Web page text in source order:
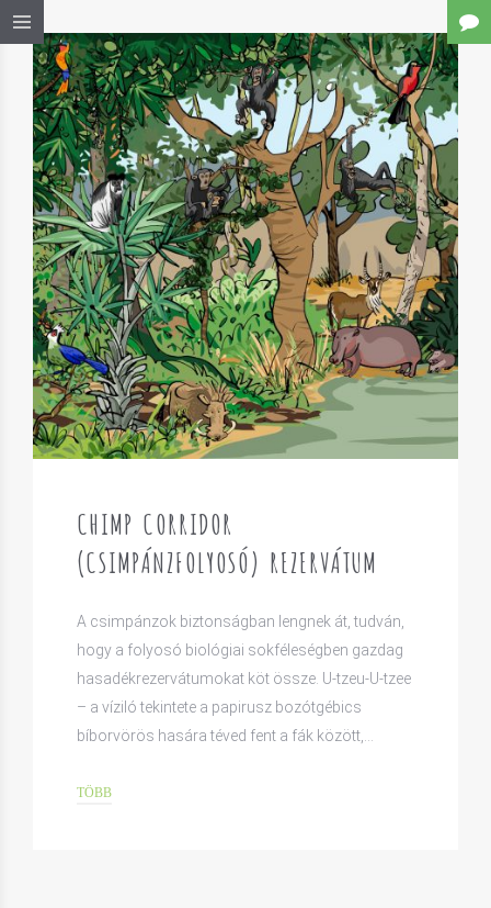
CHIMP CORRIDOR
(CSIMPÁNZFOLYOSÓ) REZERVÁTUM
A csimpánzok biztonságban lengnek át, tudván,
hogy a folyosó biológiai sokféleségben gazdag
hasadékrezervátumokat köt össze. U-tzeu-U-tzee
– a víziló tekintete a papirusz bozótgébics
bíborvörös hasára téved fent a fák között,…
TÖBB